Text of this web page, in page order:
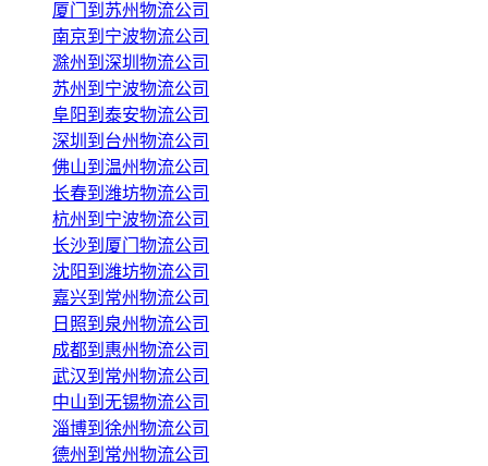
厦门到苏州物流公司
南京到宁波物流公司
滁州到深圳物流公司
苏州到宁波物流公司
阜阳到泰安物流公司
深圳到台州物流公司
佛山到温州物流公司
长春到潍坊物流公司
杭州到宁波物流公司
长沙到厦门物流公司
沈阳到潍坊物流公司
嘉兴到常州物流公司
日照到泉州物流公司
成都到惠州物流公司
武汉到常州物流公司
中山到无锡物流公司
淄博到徐州物流公司
德州到常州物流公司